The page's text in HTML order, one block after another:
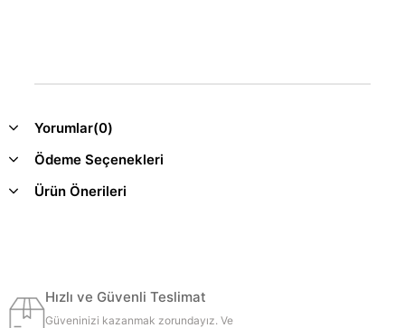
Yorumlar(0)
Ödeme Seçenekleri
Ürün Önerileri
Hızlı ve Güvenli Teslimat
Güveninizi kazanmak zorundayız. Ve